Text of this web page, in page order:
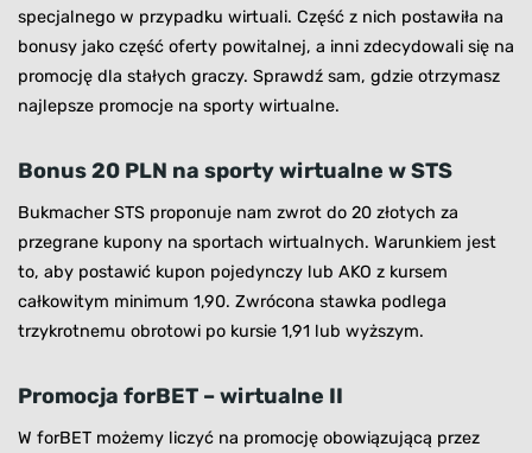
specjalnego w przypadku wirtuali. Część z nich postawiła na
bonusy jako część oferty powitalnej, a inni zdecydowali się na
promocję dla stałych graczy. Sprawdź sam, gdzie otrzymasz
najlepsze promocje na sporty wirtualne.
Bonus 20 PLN na sporty wirtualne w STS
Bukmacher STS proponuje nam zwrot do 20 złotych za
przegrane kupony na sportach wirtualnych. Warunkiem jest
to, aby postawić kupon pojedynczy lub AKO z kursem
całkowitym minimum 1,90. Zwrócona stawka podlega
trzykrotnemu obrotowi po kursie 1,91 lub wyższym.
Promocja forBET – wirtualne II
W forBET możemy liczyć na promocję obowiązującą przez